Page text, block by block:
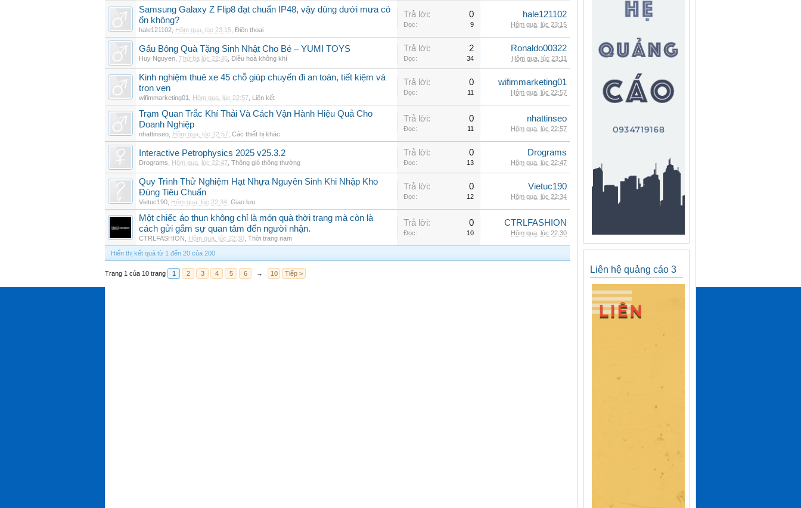
Samsung Galaxy Z Flip8 đạt chuẩn IP48, vậy dùng dưới mưa có
ổn không?
hale121102 Hôm qua, lúc 23:15 Điện thoại
Trả lời: 0
Đọc: 9
hale121102
Hôm qua, lúc 23:15
Gấu Bông Quà Tặng Sinh Nhật Cho Bé – YUMI TOYS
Huy Nguyen Thứ ba lúc 22:46 Điều hoà không khí
Trả lời: 2
Đọc: 34
Ronaldo00322
Hôm qua, lúc 23:11
Kinh nghiệm thuê xe 45 chỗ giúp chuyến đi an toàn, tiết kiệm và
trọn vẹn
wifimmarketing01 Hôm qua, lúc 22:57 Liên kết
Trả lời: 0
Đọc: 11
wifimmarketing01
Hôm qua, lúc 22:57
Trạm Quan Trắc Khí Thải Và Cách Vận Hành Hiệu Quả Cho
Doanh Nghiệp
nhattinseo Hôm qua, lúc 22:57 Các thiết bị khác
Trả lời: 0
Đọc: 11
nhattinseo
Hôm qua, lúc 22:57
Interactive Petrophysics 2025 v25.3.2
Drograms Hôm qua, lúc 22:47 Thông gió thông thường
Trả lời: 0
Đọc: 13
Drograms
Hôm qua, lúc 22:47
Quy Trình Thử Nghiệm Hạt Nhựa Nguyên Sinh Khi Nhập Kho
Đúng Tiêu Chuẩn
Vietuc190 Hôm qua, lúc 22:34 Giao lưu
Trả lời: 0
Đọc: 12
Vietuc190
Hôm qua, lúc 22:34
Một chiếc áo thun không chỉ là món quà thời trang mà còn là
cách gửi gắm sự quan tâm đến người nhận.
CTRLFASHION Hôm qua, lúc 22:30 Thời trang nam
Trả lời: 0
Đọc: 10
CTRLFASHION
Hôm qua, lúc 22:30
Hiển thị kết quả từ 1 đến 20 của 200
Trang 1 của 10 trang 1 2 3 4 5 6 → 10 Tiếp > Liên hệ quảng cáo 3